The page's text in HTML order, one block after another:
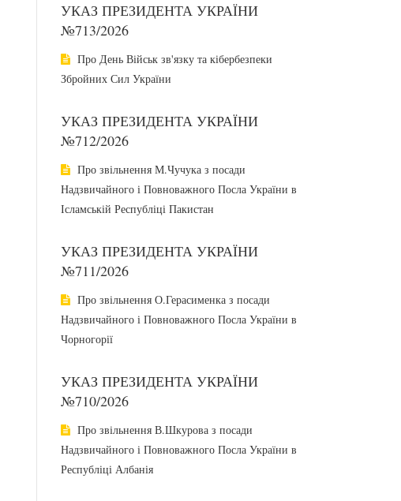
УКАЗ ПРЕЗИДЕНТА УКРАЇНИ
№713/2026
Про День Військ зв'язку та кібербезпеки
Збройних Сил України
УКАЗ ПРЕЗИДЕНТА УКРАЇНИ
№712/2026
Про звільнення М.Чучука з посади
Надзвичайного і Повноважного Посла України в
Ісламській Республіці Пакистан
УКАЗ ПРЕЗИДЕНТА УКРАЇНИ
№711/2026
Про звільнення О.Герасименка з посади
Надзвичайного і Повноважного Посла України в
Чорногорії
УКАЗ ПРЕЗИДЕНТА УКРАЇНИ
№710/2026
Про звільнення В.Шкурова з посади
Надзвичайного і Повноважного Посла України в
Республіці Албанія